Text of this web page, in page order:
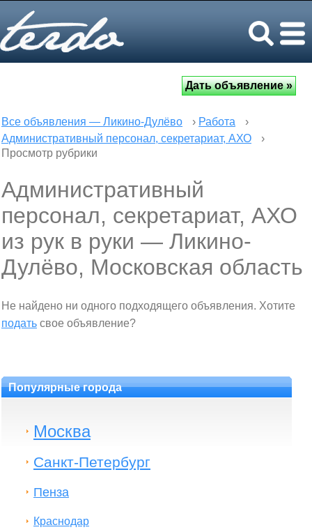
Все объявления — Ликино-Дулёво › Работа
›
Административный персонал, секретариат, АХО
›
Просмотр рубрики
Административный
персонал, секретариат, АХО
из рук в руки — Ликино-
Дулёво, Московская область
Не найдено ни одного подходящего объявления. Хотите
подать свое объявление?
Популярные города
Москва
Санкт-Петербург
Пенза
Краснодар